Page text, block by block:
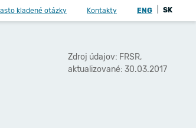
kladené otázky Kontakty ENG SK
Zdroj údajov: FRSR,
aktualizované: 30.03.2017